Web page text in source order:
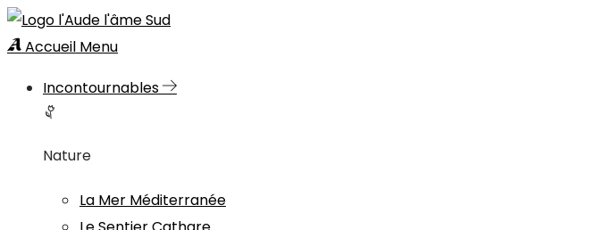
Accueil Menu
Incontournables
Nature
La Mer Méditerranée